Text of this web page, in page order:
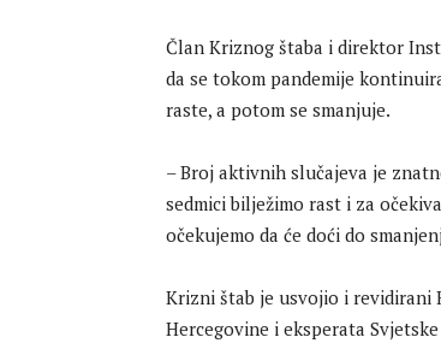
Član Kriznog štaba i direktor
da se tokom pandemije
raste, a potom se smanjuje.
– Broj aktivnih slučajeva je
sedmici bilježimo rast i za
očekujemo da će doći do
Krizni štab je usvojio i revidirani
Hercegovine i eksperata